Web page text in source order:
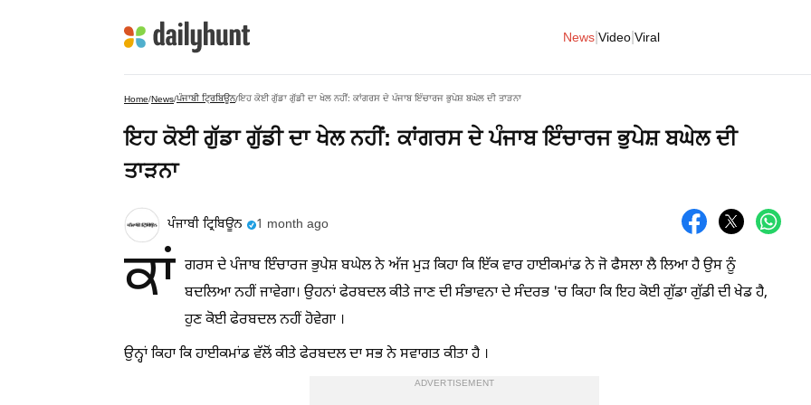
News Video Viral
Home/News/ਪੰਜਾਬੀ ਟ੍ਰਿਬਿਊਨ/ਇਹ ਕੋਈ ਗੁੱਡਾ ਗੁੱਡੀ ਦਾ ਖੇਲ ਨਹੀਂ: ਕਾਂਗਰਸ ਦੇ ਪੰਜਾਬ ਇੰਚਾਰਜ ਭੁਪੇਸ਼ ਬਘੇਲ ਦੀ ਤਾੜਨਾ
ਇਹ ਕੋਈ ਗੁੱਡਾ ਗੁੱਡੀ ਦਾ ਖੇਲ ਨਹੀਂ: ਕਾਂਗਰਸ ਦੇ ਪੰਜਾਬ ਇੰਚਾਰਜ ਭੁਪੇਸ਼ ਬਘੇਲ ਦੀ
ਤਾੜਨਾ
ਪੰਜਾਬੀ ਟ੍ਰਿਬਿਊਨ 1 month ago
ਕਾਂ ਗਰਸ ਦੇ ਪੰਜਾਬ ਇੰਚਾਰਜ ਭੁਪੇਸ਼ ਬਘੇਲ ਨੇ ਅੱਜ ਮੁੜ ਕਿਹਾ ਕਿ ਇੱਕ ਵਾਰ ਹਾਈਕਮਾਂਡ ਨੇ ਜੋ ਫੈਸਲਾ ਲੈ ਲਿਆ ਹੈ ਉਸ ਨੂੰ
ਬਦਲਿਆ ਨਹੀਂ ਜਾਵੇਗਾ। ਉਹਨਾਂ ਫੇਰਬਦਲ ਕੀਤੇ ਜਾਣ ਦੀ ਸੰਭਾਵਨਾ ਦੇ ਸੰਦਰਭ 'ਚ ਕਿਹਾ ਕਿ ਇਹ ਕੋਈ ਗੁੱਡਾ ਗੁੱਡੀ ਦੀ ਖੇਡ ਹੈ,
ਹੁਣ ਕੋਈ ਫੇਰਬਦਲ ਨਹੀਂ ਹੋਵੇਗਾ ।
ਉਨ੍ਹਾਂ ਕਿਹਾ ਕਿ ਹਾਈਕਮਾਂਡ ਵੱਲੋਂ ਕੀਤੇ ਫੇਰਬਦਲ ਦਾ ਸਭ ਨੇ ਸਵਾਗਤ ਕੀਤਾ ਹੈ ।
ADVERTISEMENT